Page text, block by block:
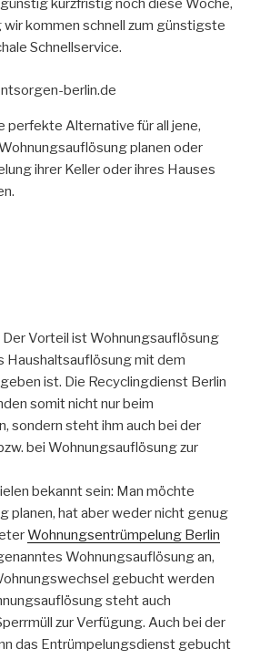
kurzfristig noch diese Woche,
kommen schnell zum günstigste
Schnellservice.
berlin.de
perfekte Alternative für all jene,
planen oder
ihrer Keller oder ihres Hauses
Der Vorteil ist Wohnungsauflösung
Haushaltsauflösung mit dem
ist. Die Recyclingdienst Berlin
somit nicht nur beim
sondern steht ihm auch bei der
bei Wohnungsauflösung zur
bekannt sein: Man möchte
planen, hat aber weder nicht genug
Wohnungsentrümpelung Berlin
Wohnungsauflösung an,
gebucht werden
steht auch
zur Verfügung. Auch bei der
das Entrümpelungsdienst gebucht